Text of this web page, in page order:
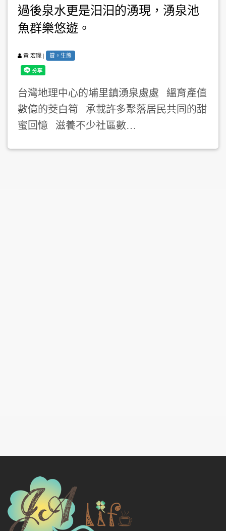
過後泉水更是汩汩的湧現，湧泉池
魚群樂悠遊。
黃 宏璣 | 賞。生態
台灣地理中心的埔里鎮湧泉處處 縕育產值
數億的茭白筍 承載許多聚落居民共同的甜
蜜回憶 滋養不少社區數…